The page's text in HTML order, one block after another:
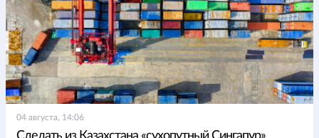
04 августа, 14:06